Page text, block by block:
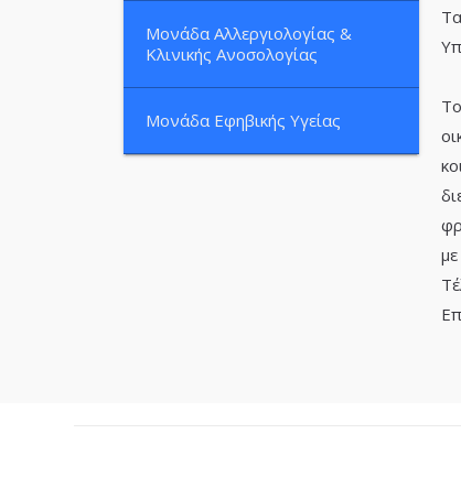
Μονάδα Αλλεργιολογίας &
Κλινικής Ανοσολογίας
Μονάδα Εφηβικής Υγείας